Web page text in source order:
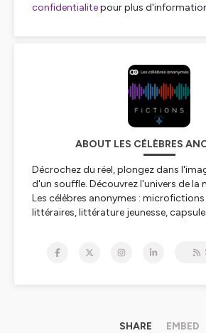
confidentialitepour plus
ABOUT LES CÉLÈBRES
Décrochez du réel, plongez dans
d'un souffle. Découvrez l'univers de la
Les célèbres anonymes : microfictions
littéraires, littérature jeunesse,
Musique de générique: Into the
Hébergé par Ausha. Visitez
ausha.co/
SHARE EMBED